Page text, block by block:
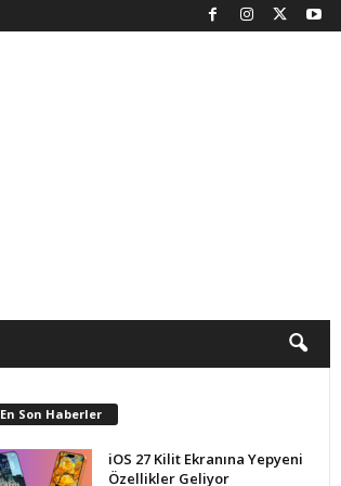
En Son Haberler
iOS 27 Kilit Ekranına Yepyeni
Özellikler Geliyor